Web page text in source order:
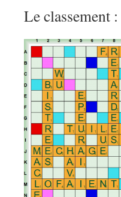
Le classement :